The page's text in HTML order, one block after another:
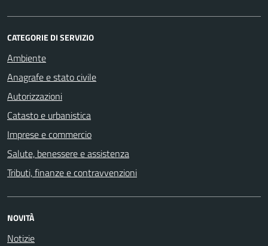
CATEGORIE DI SERVIZIO
Ambiente
Anagrafe e stato civile
Autorizzazioni
Catasto e urbanistica
Imprese e commercio
Salute, benessere e assistenza
Tributi, finanze e contravvenzioni
NOVITÀ
Notizie